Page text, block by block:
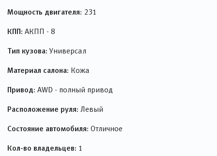
Мощность двигателя: 231
КПП: АКПП - 8
Тип кузова: Универсал
Материал салона: Кожа
Привод: AWD - полный привод
Расположение руля: Левый
Состояние автомобиля: Отличное
Кол-во владельцев: 1